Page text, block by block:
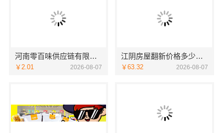
河南零百味供应链有限公司社区整店输出量贩零食适配全场景
￥2.01 2026-08-07
江阴房屋翻新价格多少？无锡亿莱居装饰工程材料有限公司全流程品控
￥63.32 2026-08-07